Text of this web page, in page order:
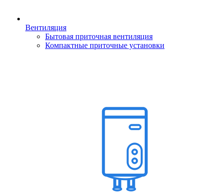
Вентиляция
Бытовая приточная вентиляция
Компактные приточные установки